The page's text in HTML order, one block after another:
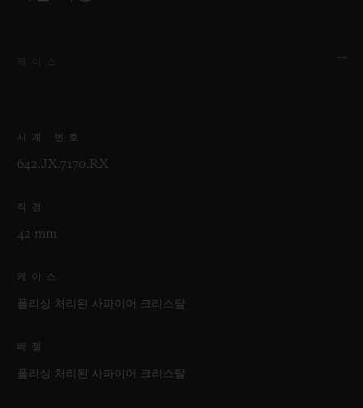
시계 번호
642.JX.7170.RX
직경
42 mm
케이스
폴리싱 처리된 사파이어 크리스탈
베젤
폴리싱 처리된 사파이어 크리스탈